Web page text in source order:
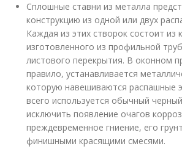
Сплошные ставни из металла
конструкцию из одной или двух
Каждая из этих створок состоит из
изготовленного из профильной
листового перекрытия. В оконном
правило, устанавливается
которую навешиваются распашные
всего используется обычный
исключить появление очагов
преждевременное гниение, его
финишными красящими смесями.